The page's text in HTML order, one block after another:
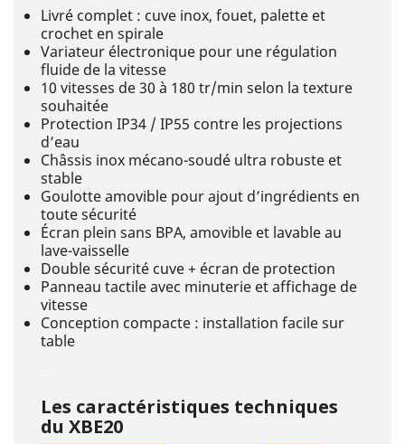
Livré complet : cuve inox, fouet, palette et
crochet en spirale
Variateur électronique pour une régulation
fluide de la vitesse
10 vitesses de 30 à 180 tr/min selon la texture
souhaitée
Protection IP34 / IP55 contre les projections
d’eau
Châssis inox mécano-soudé ultra robuste et
stable
Goulotte amovible pour ajout d’ingrédients en
toute sécurité
Écran plein sans BPA, amovible et lavable au
lave-vaisselle
Double sécurité cuve + écran de protection
Panneau tactile avec minuterie et affichage de
vitesse
Conception compacte : installation facile sur
table
Les caractéristiques techniques
du XBE20